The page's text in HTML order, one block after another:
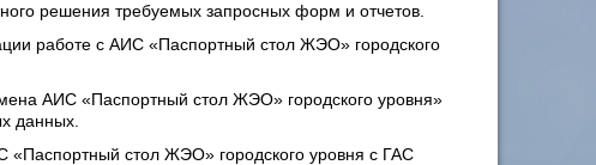
решения требуемых запросных форм и отчетов.
работе с АИС «Паспортный стол ЖЭО» городского
АИС «Паспортный стол ЖЭО» городского уровня»
данных.
стол ЖЭО» городского уровня с ГАС